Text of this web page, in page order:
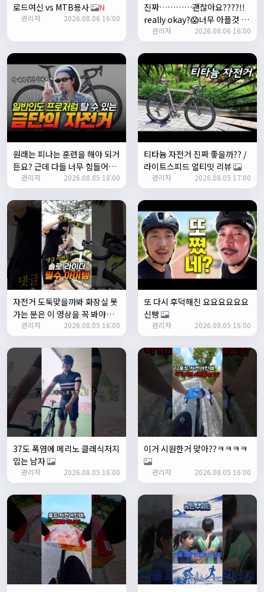
쏭박
사진 업로드 테스트
쏭박17:24:35
테스트 완료입니다 :)
Leepi02:57:35
1
알루미06:16:14
뇽
1/23/2025
관리자09:12:09
사이트 가입자수가 100명이 넘었습니다 :)
관리자09:12:12
다들 좋은하루되세요~
열심히타자12:16:55
맛점하세요~
배과장 12:48:20
반갑습니다 여러분 ^_^
배과장12:48:33
명절에도 열심히 맛있는 음식먹고 로라 타셔야지요 ㅎㅎ
1/24/2025
존명12:42:39
명신이 13:35:29
안녕하세요
1/27/2025
루나워커20:37:55
좋네요. 이것저것 많이요
열심히타자21:12:34
설연휴인데 날씨가..ㅠㅠ
1/28/2025
꼬유10:07:01
명절 행복하게 보내세요~ !!
1/29/2025
2chun09:38:46
명절 잘 보내세요~!
명신이12:33:45
명절 잘보내세요~
2/1/2025
Leepi08:05:10
로드여신 vs MTB용사 N
관리자 2026.08.06 16:00
진짜…………괜찮아요????!!
really okay?😱너무 아플것 같
아……ㅜㅜ
N
관리자 2026.08.06 16:00
원래는 피나는 훈련을 해야 되거
든요? 근데 다들 너무 힘들어하
니까 우리가 치트키를 좀 써드릴
게요. 아, KC 인증이 안나온다고
요? 그럼 뭐... 얼른 훈련하러 안
나가고 뭐하세요?
관리자 2026.08.05 18:00
티타늄 자전거 진짜 좋을까?? /
라이트스피드 얼티밋 리뷰
관리자 2026.08.05 17:00
자전거 도둑맞을까봐 화장실 못
가는 분은 이 영상을 꼭 봐야합
니다
관리자 2026.08.05 16:00
또 다시 후덕해진 요요요요요요
신빵
관리자 2026.08.05 16:00
37도 폭염에 메리노 클래식저지
입는 남자
관리자 2026.08.05 16:00
이거 시원한거 맞아??ㅋㅋㅋㅋ
관리자 2026.08.05 16:00